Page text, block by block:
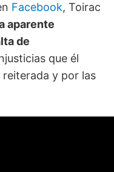
Facebook, Toirac
aparente
de
que él
y por las